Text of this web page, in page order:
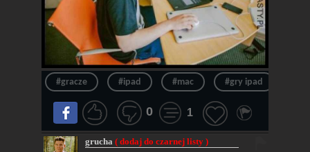
#gracze #ipad #mac #gry ipad
0 1
grucha( dodaj do czarnej listy )